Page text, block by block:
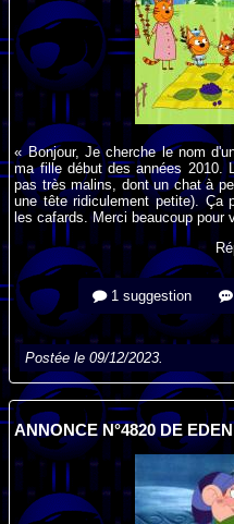
« Bonjour, Je cherche le nom
ma fille début des années 2010.
pas très malins, dont un chat à
une tête ridiculement petite). Ça
les cafards. Merci beaucoup pour
1 suggestion
Postée le 09/12/2023.
ANNONCE N°4820 DE EDEN